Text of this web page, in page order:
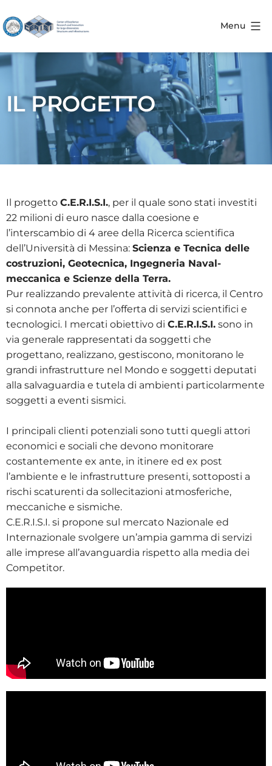
Menu
IL PROGETTO
Il progetto C.E.R.I.S.I., per il quale sono stati investiti
22 milioni di euro nasce dalla coesione e
l’interscambio di 4 aree della Ricerca scientifica
dell’Università di Messina: Scienza e Tecnica delle
costruzioni, Geotecnica, Ingegneria Naval-
meccanica e Scienze della Terra.
Pur realizzando prevalente attività di ricerca, il Centro
si connota anche per l’offerta di servizi scientifici e
tecnologici. I mercati obiettivo di C.E.R.I.S.I. sono in
via generale rappresentati da soggetti che
progettano, realizzano, gestiscono, monitorano le
grandi infrastrutture nel Mondo e soggetti deputati
alla salvaguardia e tutela di ambienti particolarmente
soggetti a eventi sismici.
I principali clienti potenziali sono tutti quegli attori
economici e sociali che devono monitorare
costantemente ex ante, in itinere ed ex post
l’ambiente e le infrastrutture presenti, sottoposti a
rischi scaturenti da sollecitazioni atmosferiche,
meccaniche e sismiche.
C.E.R.I.S.I. si propone sul mercato Nazionale ed
Internazionale svolgere un’ampia gamma di servizi
alle imprese all’avanguardia rispetto alla media dei
Competitor.